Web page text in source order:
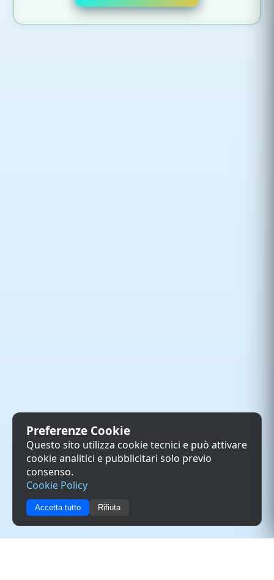
Preferenze Cookie
Questo sito utilizza cookie tecnici e può attivare
cookie analitici e pubblicitari solo previo
consenso.
Cookie Policy
Accetta tutto Rifiuta